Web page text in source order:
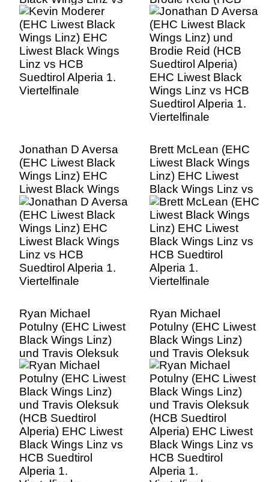
HCB Suedtirol
Alperia 1.
Viertelfinale
Suedtirol Alperia)
EHC Liwest Black
Wings Linz vs HCB
Suedtirol Alperia 1.
Viertelfinale
Jonathan D Aversa
(EHC Liwest Black
Wings Linz) EHC
Liwest Black Wings
Linz vs HCB
Suedtirol Alperia 1.
Viertelfinale
Brett McLean (EHC
Liwest Black Wings
Linz) EHC Liwest
Black Wings Linz vs
HCB Suedtirol
Alperia 1.
Viertelfinale
Ryan Michael
Potulny (EHC Liwest
Black Wings Linz)
und Travis Oleksuk
(HCB Suedtirol
Alperia) EHC Liwest
Black Wings Linz vs
HCB Suedtirol
Alperia 1.
Viertelfinale
Ryan Michael
Potulny (EHC Liwest
Black Wings Linz)
und Travis Oleksuk
(HCB Suedtirol
Alperia) EHC Liwest
Black Wings Linz vs
HCB Suedtirol
Alperia 1.
Viertelfinale